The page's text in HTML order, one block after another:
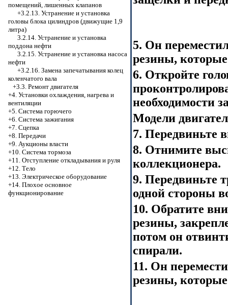
помещений, лишенных клапанов
+3.2.13. Устранение и установка
головы блока цилиндров (движущие 1,9
литра)
3.2.14. Устранение и установка
поддона нефти
3.2.15. Устранение и установка насоса
нефти
+3.2.16. Замена запечатывания колец
коленчатого вала
+3.3. Ремонт двигателя
+4. Установки охлаждения, нагрева и
вентиляции
+5. Система горючего
+6. Система зажигания
+7. Сцепка
+8. Передачи
+9. Аукционы власти
+10. Система тормоза
+11. Отступление откладывания и руля
+12. Тело
+13. Электрическое оборудование
+14. Плохое основное
функционирование
5. Он
резины,
6. Откройте
необходимости
Модели
7. Передвиньте
8. Отнимите
коллекционера.
9. Передвиньте
одной стороны
10. Обратите
резины,
потом он
спирали.
11. Он
резины,